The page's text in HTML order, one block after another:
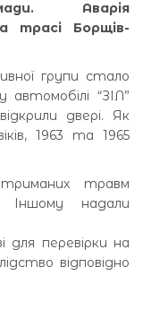
Аварія
трасі Борщів-
групи стало
“ЗІЛ”
двері. Як
1963 та 1965
травм
Іншому надали
для перевірки на
відповідно